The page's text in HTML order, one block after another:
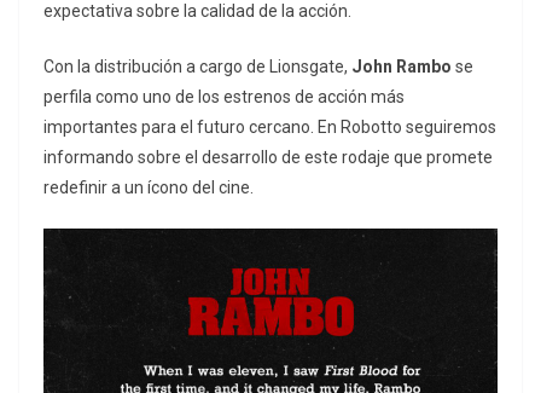
expectativa sobre la calidad de la acción.
Con la distribución a cargo de Lionsgate, John Rambo se
perfila como uno de los estrenos de acción más
importantes para el futuro cercano. En Robotto seguiremos
informando sobre el desarrollo de este rodaje que promete
redefinir a un ícono del cine.